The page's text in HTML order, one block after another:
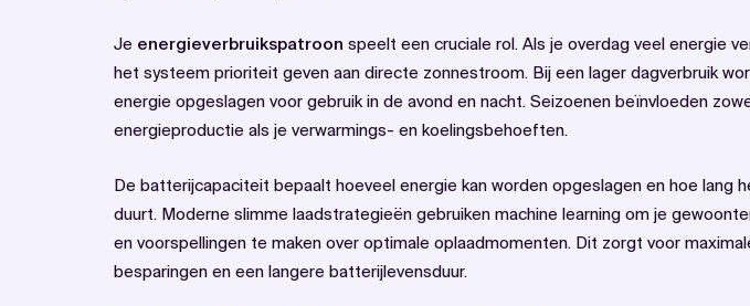
Je energieverbruikspatroon speelt een cruciale rol. Als je overdag veel energie
het systeem prioriteit geven aan directe zonnestroom. Bij een lager dagverbruik
energie opgeslagen voor gebruik in de avond en nacht. Seizoenen beïnvloeden
energieproductie als je verwarmings- en koelingsbehoeften.
De batterijcapaciteit bepaalt hoeveel energie kan worden opgeslagen en hoe lang
duurt. Moderne slimme laadstrategieën gebruiken machine learning om je
en voorspellingen te maken over optimale oplaadmomenten. Dit zorgt voor
besparingen en een langere batterijlevensduur.